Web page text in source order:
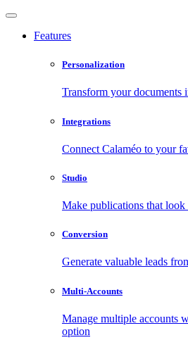
Features
Personalization
Transform your documents
Integrations
Connect Calaméo to your
Studio
Make publications that
Conversion
Generate valuable leads
Multi-Accounts
Manage multiple accounts
option